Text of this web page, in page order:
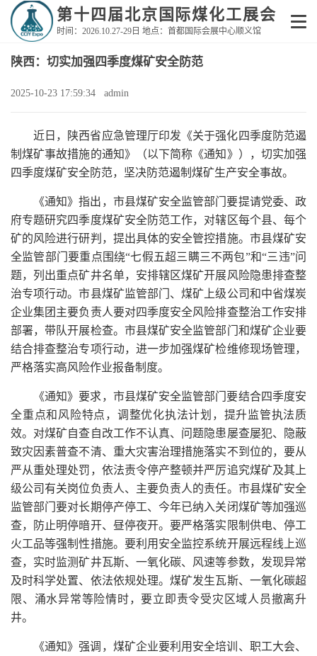
第十四届北京国际煤化工展会
时间：2026.10.27-29日 地点：首都国际会展中心顺义馆
陕西：切实加强四季度煤矿安全防范
2025-10-23 17:59:34 admin
近日，陕西省应急管理厅印发《关于强化四季度防范遏
制煤矿事故措施的通知》（以下简称《通知》），切实加强
四季度煤矿安全防范，坚决防范遏制煤矿生产安全事故。
《通知》指出，市县煤矿安全监管部门要提请党委、政
府专题研究四季度煤矿安全防范工作，对辖区每个县、每个
矿的风险进行研判，提出具体的安全管控措施。市县煤矿安
全监管部门要重点围绕“七假五超三瞒三不两包”和“三违”问
题，列出重点矿井名单，安排辖区煤矿开展风险隐患排查整
治专项行动。市县煤矿监管部门、煤矿上级公司和中省煤炭
企业集团主要负责人要对四季度安全风险排查整治工作安排
部署，带队开展检查。市县煤矿安全监管部门和煤矿企业要
结合排查整治专项行动，进一步加强煤矿检维修现场管理，
严格落实高风险作业报备制度。
《通知》要求，市县煤矿安全监管部门要结合四季度安
全重点和风险特点，调整优化执法计划，提升监管执法质
效。对煤矿自查自改工作不认真、问题隐患屡查屡犯、隐蔽
致灾因素普查不清、重大灾害治理措施落实不到位的，要从
严从重处理处罚，依法责令停产整顿并严厉追究煤矿及其上
级公司有关岗位负责人、主要负责人的责任。市县煤矿安全
监管部门要对长期停产停工、今年已纳入关闭煤矿等加强巡
查，防止明停暗开、昼停夜开。要严格落实限制供电、停工
火工品等强制性措施。要利用安全监控系统开展远程线上巡
查，实时监测矿井瓦斯、一氧化碳、风速等参数，发现异常
及时科学处置、依法依规处理。煤矿发生瓦斯、一氧化碳超
限、涌水异常等险情时，要立即责令受灾区域人员撤离升
井。
《通知》强调，煤矿企业要利用安全培训、职工大会、